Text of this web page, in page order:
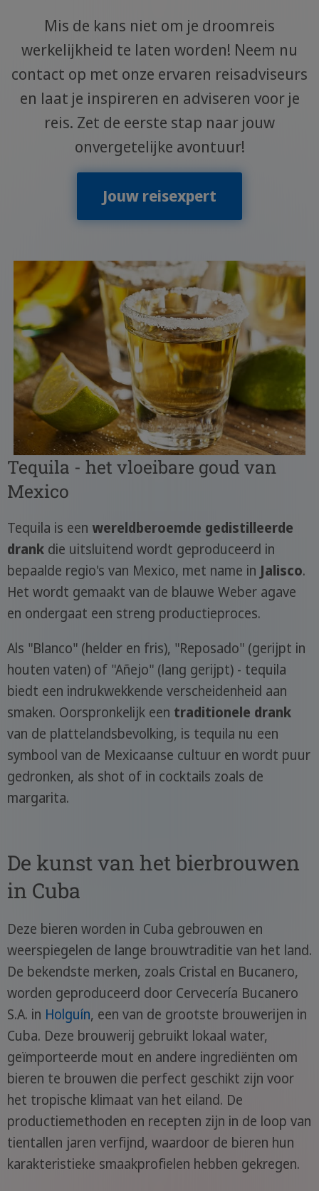
Mis de kans niet om je droomreis
werkelijkheid te laten worden! Neem nu
contact op met onze ervaren reisadviseurs
en laat je inspireren en adviseren voor je
reis. Zet de eerste stap naar jouw
onvergetelijke avontuur!
Jouw reisexpert
Tequila - het vloeibare goud van
Mexico
Tequila is een wereldberoemde gedistilleerde
drankdie uitsluitend wordt geproduceerd in
bepaalde regio's van Mexico, met name in Jalisco.
Het wordt gemaakt van de blauwe Weber agave
en ondergaat een streng productieproces.
Als "Blanco" (helder en fris), "Reposado" (gerijpt in
houten vaten) of "Añejo" (lang gerijpt) - tequila
biedt een indrukwekkende verscheidenheid aan
smaken. Oorspronkelijk een traditionele drank
van de plattelandsbevolking, is tequila nu een
symbool van de Mexicaanse cultuur en wordt puur
gedronken, als shot of in cocktails zoals de
margarita.
De kunst van het bierbrouwen
in Cuba
Deze bieren worden in Cuba gebrouwen en
weerspiegelen de lange brouwtraditie van het land.
De bekendste merken, zoals Cristal en Bucanero,
worden geproduceerd door Cervecería Bucanero
S.A. in Holguín, een van de grootste brouwerijen in
Cuba. Deze brouwerij gebruikt lokaal water,
geïmporteerde mout en andere ingrediënten om
bieren te brouwen die perfect geschikt zijn voor
het tropische klimaat van het eiland. De
productiemethoden en recepten zijn in de loop van
tientallen jaren verfijnd, waardoor de bieren hun
karakteristieke smaakprofielen hebben gekregen.